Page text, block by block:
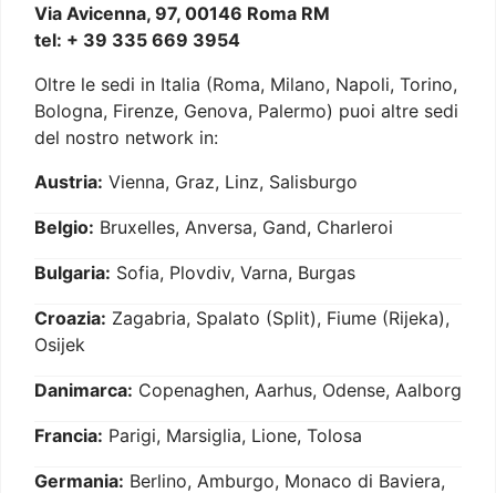
Via Avicenna, 97, 00146 Roma RM
tel: + 39 335 669 3954
Oltre le sedi in Italia (Roma, Milano, Napoli, Torino,
Bologna, Firenze, Genova, Palermo) puoi altre sedi
del nostro network in:
Austria: Vienna, Graz, Linz, Salisburgo
Belgio: Bruxelles, Anversa, Gand, Charleroi
Bulgaria: Sofia, Plovdiv, Varna, Burgas
Croazia: Zagabria, Spalato (Split), Fiume (Rijeka),
Osijek
Danimarca: Copenaghen, Aarhus, Odense, Aalborg
Francia: Parigi, Marsiglia, Lione, Tolosa
Germania: Berlino, Amburgo, Monaco di Baviera,